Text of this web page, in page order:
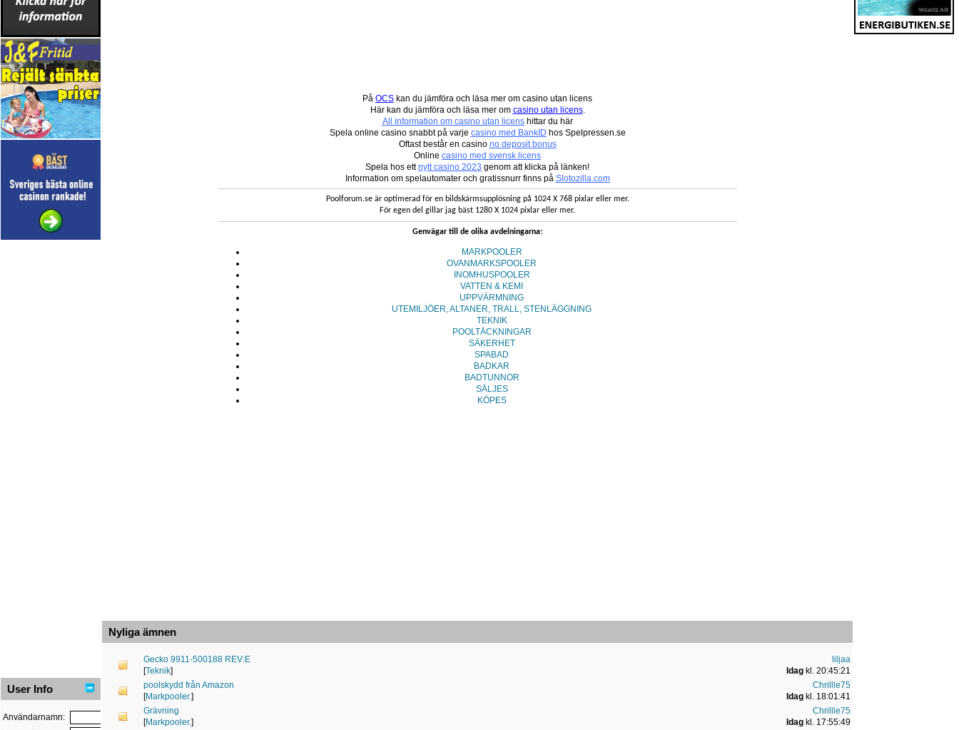
User Info
Användarnamn:
På OCS kan du jämföra och läsa mer om casino utan licens
Här kan du jämföra och läsa mer om casino utan licens.
All information om casino utan licenshittar du här
Spela online casino snabbt på varje casino med BankID hos Spelpressen.se
Oftast består en casino no deposit bonus
Online casino med svensk licens
Spela hos ettnytt casino 2023 genom att klicka på länken!
Information om spelautomater och gratissnurr finns på Slotozilla.com
Poolforum.se är optimerad för en bildskärmsupplösning på 1024 X 768 pixlar eller mer.
För egen del gillar jag bäst 1280 X 1024 pixlar eller mer.
Genvägar till de olika avdelningarna:
MARKPOOLER
OVANMARKSPOOLER
INOMHUSPOOLER
VATTEN & KEMI
UPPVÄRMNING
UTEMILJÖER, ALTANER, TRALL, STENLÄGGNING
TEKNIK
POOLTÄCKNINGAR
SÄKERHET
SPABAD
BADKAR
BADTUNNOR
SÄLJES
KÖPES
Nyliga ämnen
Gecko 9911-500188 REV:E
[Teknik]
liljaa
Idag kl. 20:45:21
poolskydd från Amazon
[Markpooler.]
Chrillle75
Idag kl. 18:01:41
Grävning
[Markpooler.]
Chrillle75
Idag kl. 17:55:49